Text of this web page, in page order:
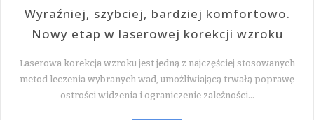
Wyraźniej, szybciej, bardziej komfortowo.
Nowy etap w laserowej korekcji wzroku
Laserowa korekcja wzroku jest jedną z najczęściej stosowanych
metod leczenia wybranych wad, umożliwiającą trwałą poprawę
ostrości widzenia i ograniczenie zależności…